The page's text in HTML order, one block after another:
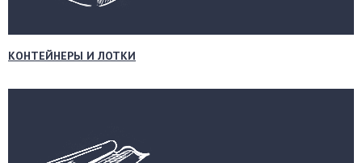
КОНТЕЙНЕРЫ И ЛОТКИ